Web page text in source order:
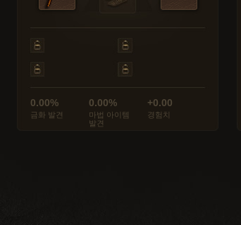
0.00%
금화 발견
0.00%
마법 아이템
발견
+0.00
경험치